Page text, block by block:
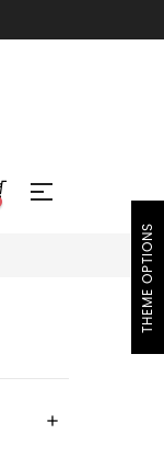
add
THEME OPTIONS